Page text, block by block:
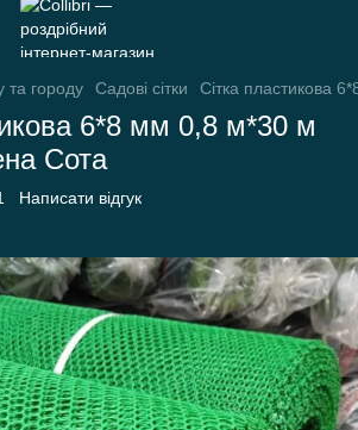
та городу Садові сітки Сітка пластикова
6*8 мм 0,8 м*30 м
Сота
Написати відгук